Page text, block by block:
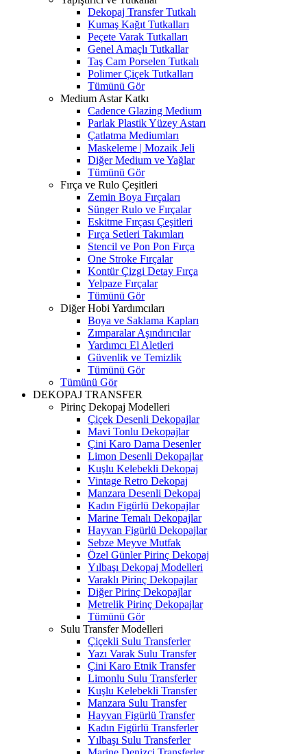
Dekopaj Transfer Tutkalı
Kumaş Kağıt Tutkalları
Peçete Varak Tutkalları
Genel Amaçlı Tutkallar
Taş Cam Porselen Tutkalı
Polimer Çiçek Tutkalları
Tümünü Gör
Medium Astar Katkı
Cadence Glazing Medium
Parlak Plastik Yüzey Astarı
Çatlatma Mediumları
Maskeleme | Mozaik Jeli
Diğer Medium ve Yağlar
Tümünü Gör
Fırça ve Rulo Çeşitleri
Zemin Boya Fırçaları
Sünger Rulo ve Fırçalar
Eskitme Fırçası Çeşitleri
Fırça Setleri Takımları
Stencil ve Pon Pon Fırça
One Stroke Fırçalar
Kontür Çizgi Detay Fırça
Yelpaze Fırçalar
Tümünü Gör
Diğer Hobi Yardımcıları
Boya ve Saklama Kapları
Zımparalar Aşındırıcılar
Yardımcı El Aletleri
Güvenlik ve Temizlik
Tümünü Gör
Tümünü Gör
DEKOPAJ TRANSFER
Pirinç Dekopaj Modelleri
Çiçek Desenli Dekopajlar
Mavi Tonlu Dekopajlar
Çini Karo Dama Desenler
Limon Desenli Dekopajlar
Kuşlu Kelebekli Dekopaj
Vintage Retro Dekopaj
Manzara Desenli Dekopaj
Kadın Figürlü Dekopajlar
Marine Temalı Dekopajlar
Hayvan Figürlü Dekopajlar
Sebze Meyve Mutfak
Özel Günler Pirinç Dekopaj
Yılbaşı Dekopaj Modelleri
Varaklı Pirinç Dekopajlar
Diğer Pirinç Dekopajlar
Metrelik Pirinç Dekopajlar
Tümünü Gör
Sulu Transfer Modelleri
Çiçekli Sulu Transferler
Yazı Varak Sulu Transfer
Çini Karo Etnik Transfer
Limonlu Sulu Transferler
Kuşlu Kelebekli Transfer
Manzara Sulu Transfer
Hayvan Figürlü Transfer
Kadın Figürlü Transferler
Yılbaşı Sulu Transferler